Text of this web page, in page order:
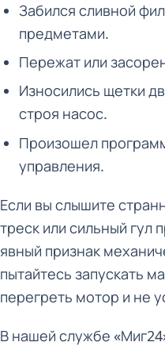
Забился сливной
предметами.
Пережат или
Износились щетки
строя насос.
Произошел
управления.
Если вы слышите
треск или сильный гул
явный признак
пытайтесь запускать
перегреть мотор и не
В нашей службе